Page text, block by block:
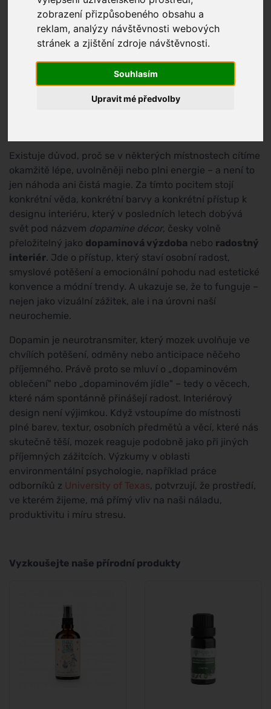
zobrazení přizpůsobeného obsahu a
reklam, analýzy návštěvnosti webových
stránek a zjištění zdroje návštěvnosti.
Souhlasím
Upravit mé předvolby
Existuje důvod, proč se v některých místnostech cítíme
okamžitě lépe, uvolněněji nebo plni energie – a není to
jen náhoda ani čistá magie. Za tímto pocitem stojí
konkrétní věda, konkrétní barvy a konkrétní přístup k
designu interiéru, který v posledních letech dobývá
svět pod názvem dopamine décor, česky volně
přeložitelný jako dopaminová výzdoba nebo radostný
interiér. Jde o přístup, který staví osobní radost,
smyslové potěšení a emocionální pohodu nad estetické
konvence a módní trendy. A ukazuje se, že to funguje –
nejen jako vizuální zážitek, ale i na úrovni naší
neurochemie.
Dopamin je neurotransmiter, který mozek uvolňuje ve
chvílích potěšení, odměny nebo anticipace něčeho
příjemného. Právě proto se mluví o „dopaminovém
oblečení" nebo „dopaminovém jídle" – tedy o věcech,
které nám spontánně přinášejí radost. Interiérový
design není výjimkou. Když vstoupíme do místnosti
plné barev, textur, osobních předmětů a věcí, které nás
skutečně těší, mozek reaguje podobně jako při jiných
příjemných zážitcích. Výzkumy v oblasti
environmentální psychologie, například práce
odborníků z University of Texas, potvrzují, že prostředí,
ve kterém žijeme, má přímý vliv na naši náladu,
produktivitu i míru stresu.
Vyzkoušejte naše přírodní produkty